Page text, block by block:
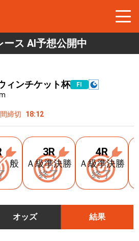
ース AI予想公開中
ィンチケット杯 FⅠ
締切 18:12
般
3R
Ａ級準決勝
終了
4R
Ａ級準決勝
終了
オッズ 結果